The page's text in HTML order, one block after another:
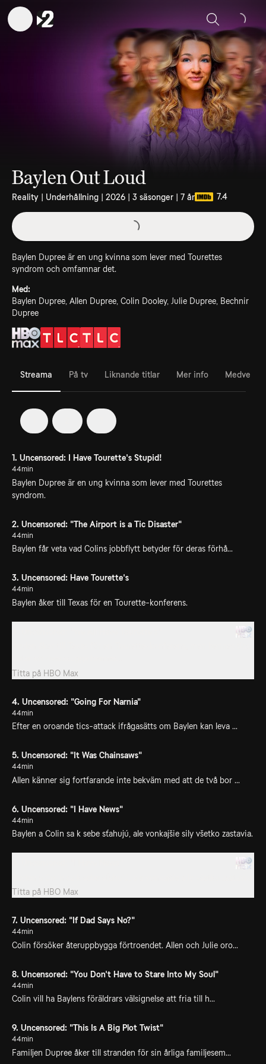
Sök
Baylen Out Loud
Reality | Underhållning | 2026 | 3 säsonger | 7 år 7.4
Baylen Dupree är en ung kvinna som lever med Tourettes
syndrom och omfamnar det.
Med:
Baylen Dupree, Allen Dupree, Colin Dooley, Julie Dupree, Bechnir
Dupree
Streama På tv Liknande titlar Mer info
1. Uncensored: I Have Tourette's Stupid!
44min
Baylen Dupree är en ung kvinna som lever med Tourettes
syndrom.
2. Uncensored: "The Airport is a Tic Disaster"
44min
Baylen får veta vad Colins jobbflytt betyder för deras förhå...
3. Uncensored: Have Tourette's
44min
Baylen åker till Texas för en Tourette-konferens.
Titta på HBO Max
4. Uncensored: "Going For Narnia"
44min
Efter en oroande tics-attack ifrågasätts om Baylen kan leva ...
5. Uncensored: "It Was Chainsaws"
44min
Allen känner sig fortfarande inte bekväm med att de två bor ...
6. Uncensored: "I Have News"
44min
Baylen a Colin sa k sebe sťahujú, ale vonkajšie sily všetko zastavia.
Titta på HBO Max
7. Uncensored: "If Dad Says No?"
44min
Colin försöker återuppbygga förtroendet. Allen och Julie oro...
8. Uncensored: "You Don't Have to Stare Into My Soul"
44min
Colin vill ha Baylens föräldrars välsignelse att fria till h...
9. Uncensored: "This Is A Big Plot Twist"
44min
Familjen Dupree åker till stranden för sin årliga familjesem...